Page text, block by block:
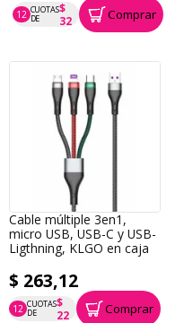
12 CUOTAS
DE
$
32
P.T.F. $ 384 Comprar
Cable múltiple 3en1,
micro USB, USB-C y USB-
Ligthning, KLGO en caja
$ 263,12
12 CUOTAS
DE
$
22
P.T.F. $ 263 Comprar